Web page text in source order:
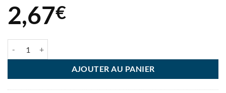
2,67€
AJOUTER AU PANIER